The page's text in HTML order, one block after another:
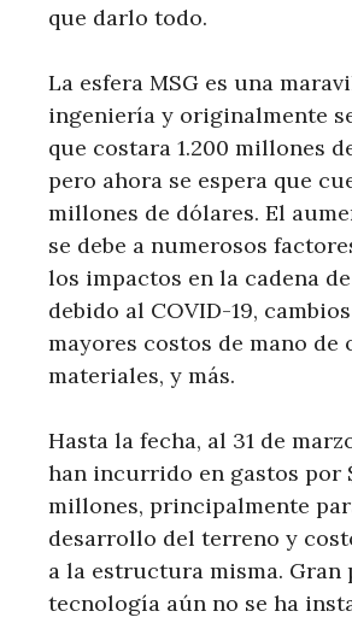
que darlo todo.
La esfera MSG es una
ingeniería y originalmente
que costara 1.200 millones
pero ahora se espera que
millones de dólares. El
se debe a numerosos
los impactos en la cadena
debido al COVID-19,
mayores costos de mano de
materiales, y más.
Hasta la fecha, al 31 de
han incurrido en gastos por
millones, principalmente
desarrollo del terreno y
a la estructura misma. Gran
tecnología aún no se ha